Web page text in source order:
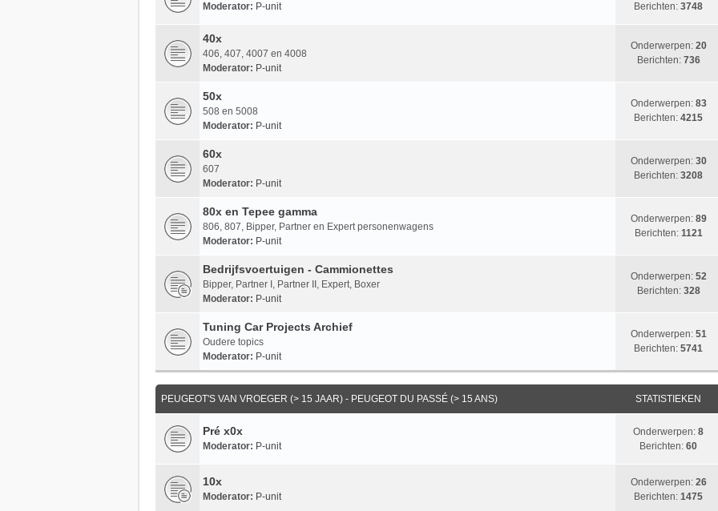
Moderator: P-unit
Berichten: 3748
40x
406, 407, 4007 en 4008
Moderator: P-unit
Onderwerpen: 20
Berichten: 736
50x
508 en 5008
Moderator: P-unit
Onderwerpen: 83
Berichten: 4215
60x
607
Moderator: P-unit
Onderwerpen: 30
Berichten: 3208
80x en Tepee gamma
806, 807, Bipper, Partner en Expert personenwagens
Moderator: P-unit
Onderwerpen: 89
Berichten: 1121
Bedrijfsvoertuigen - Cammionettes
Bipper, Partner I, Partner II, Expert, Boxer
Moderator: P-unit
Onderwerpen: 52
Berichten: 328
Tuning Car Projects Archief
Oudere topics
Moderator: P-unit
Onderwerpen: 51
Berichten: 5741
PEUGEOT'S VAN VROEGER (> 15 JAAR) - PEUGEOT DU PASSÉ (> 15 ANS) STATISTIEKEN
Pré x0x
Moderator: P-unit
Onderwerpen: 8
Berichten: 60
10x
Moderator: P-unit
Onderwerpen: 26
Berichten: 1475